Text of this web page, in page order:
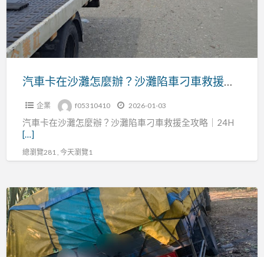
楚
｜
避
免
指
灘
怎
麼
辦？
援
全
攻
略
｜
汽車卡在沙灘怎麼辦？沙灘陷車刁車救援全攻略｜24H 沙灘拖吊即時到場
企業 f05310410 2026-01-03
汽車卡在沙灘怎麼辦？沙灘陷車刁車救援全攻略｜24H
[…]
總瀏覽281 , 今天瀏覽1
在
鄉
間
小